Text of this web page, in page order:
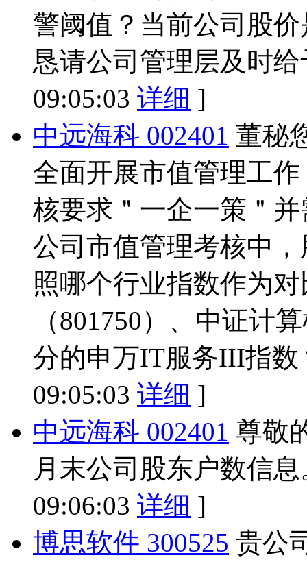
警阈值？当前公司股
恳请公司管理层及时
09:05:03 详细 ]
中远海科 002401 董秘
全面开展市值管理工
核要求＂一企一策＂
公司市值管理考核中
照哪个行业指数作为
（801750）、中证计
分的申万IT服务III指数
09:05:03 详细 ]
中远海科 002401 尊敬
月末公司股东户数信
09:06:03 详细 ]
博思软件 300525 贵公